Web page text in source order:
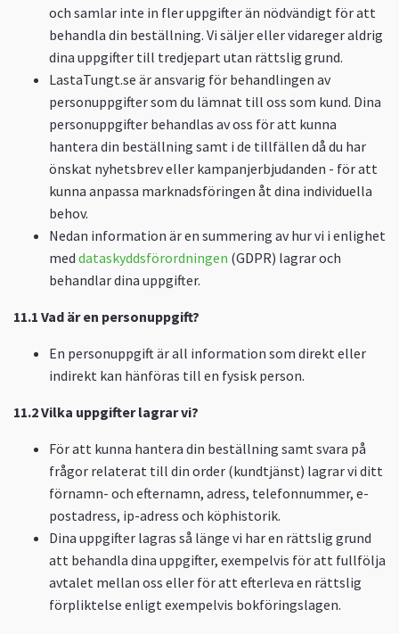
och samlar inte in fler uppgifter än nödvändigt för att
behandla din beställning. Vi säljer eller vidareger aldrig
dina uppgifter till tredjepart utan rättslig grund.
LastaTungt.se är ansvarig för behandlingen av
personuppgifter som du lämnat till oss som kund. Dina
personuppgifter behandlas av oss för att kunna
hantera din beställning samt i de tillfällen då du har
önskat nyhetsbrev eller kampanjerbjudanden - för att
kunna anpassa marknadsföringen åt dina individuella
behov.
Nedan information är en summering av hur vi i enlighet
med dataskyddsförordningen (GDPR) lagrar och
behandlar dina uppgifter.
11.1 Vad är en personuppgift?
En personuppgift är all information som direkt eller
indirekt kan hänföras till en fysisk person.
11.2 Vilka uppgifter lagrar vi?
För att kunna hantera din beställning samt svara på
frågor relaterat till din order (kundtjänst) lagrar vi ditt
förnamn- och efternamn, adress, telefonnummer, e-
postadress, ip-adress och köphistorik.
Dina uppgifter lagras så länge vi har en rättslig grund
att behandla dina uppgifter, exempelvis för att fullfölja
avtalet mellan oss eller för att efterleva en rättslig
förpliktelse enligt exempelvis bokföringslagen.